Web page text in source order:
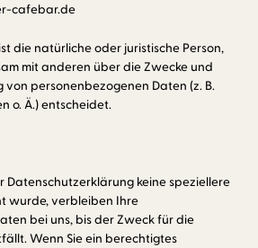
cafebar.de
die natürliche oder juristische Person,
mit anderen über die Zwecke und
personenbezogenen Daten (z. B.
o. Ä.) entscheidet.
Datenschutzerklärung keine speziellere
wurde, verbleiben Ihre
bei uns, bis der Zweck für die
Wenn Sie ein berechtigtes